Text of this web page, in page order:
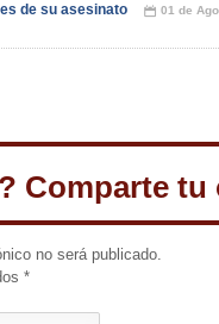
de su asesinato 📅 01 de
Comparte tu
no será publicado.
*